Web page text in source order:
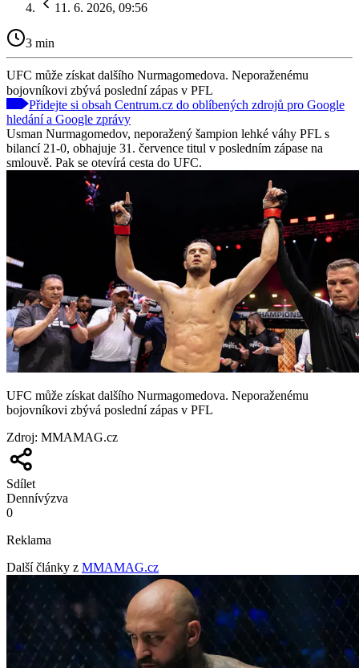
11. 6. 2026, 09:56
3 min
UFC může získat dalšího Nurmagomedova. Neporaženému
bojovníkovi zbývá poslední zápas v PFL
Přidejte si obsah Centrum.cz do oblíbených zdrojů pro Google
hledání a Google zprávy
Usman Nurmagomedov, neporažený šampion lehké váhy PFL s
bilancí 21-0, obhajuje 31. července titul v posledním zápase na
smlouvě. Pak se otevírá cesta do UFC.
UFC může získat dalšího Nurmagomedova. Neporaženému
bojovníkovi zbývá poslední zápas v PFL
Zdroj: MMAMAG.cz
Sdílet
Dennívýzva
0
Reklama
Další články z MMAMAG.cz